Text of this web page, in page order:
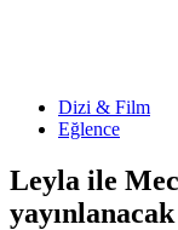
Dizi & Film
Eğlence
Leyla ile